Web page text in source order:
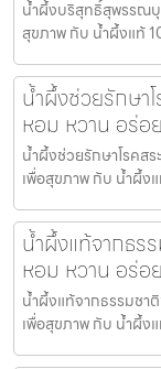
น้ำผึ้งบริสุทธิ์สุพรรณบุ
สุขภาพ กับ น้ำผึ้งแท้
น้ำผึ้งช่วยรักษา
หอม หวาน อร่อ
น้ำผึ้งช่วยรักษาโรคส
เพื่อสุขภาพ กับ น้ำผึ้ง
น้ำผึ้งแท้จากธร
หอม หวาน อร่อ
น้ำผึ้งแท้จากธรรมชา
เพื่อสุขภาพ กับ น้ำผึ้ง